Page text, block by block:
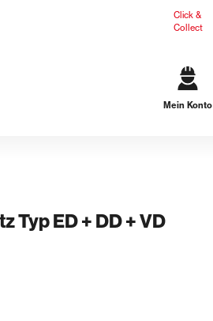
Click &
Collect
Stufen
Ergänzungsprodukte
Mein Konto
Typ ED + DD + VD